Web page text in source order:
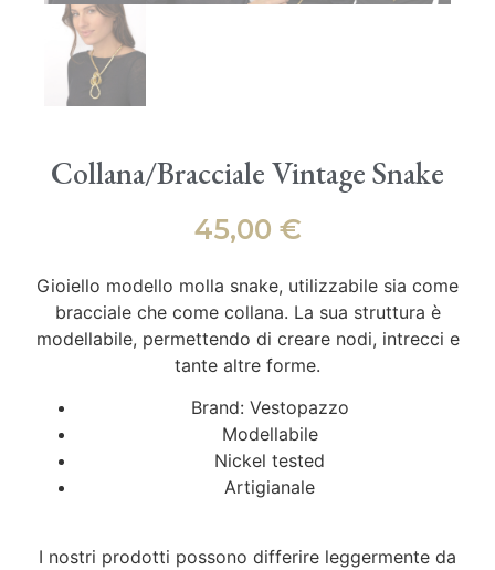
Collana/Bracciale Vintage Snake
45,00 €
Gioiello modello molla snake, utilizzabile sia come
bracciale che come collana. La sua struttura è
modellabile, permettendo di creare nodi, intrecci e
tante altre forme.
Brand: Vestopazzo
Modellabile
Nickel tested
Artigianale
I nostri prodotti possono differire leggermente da